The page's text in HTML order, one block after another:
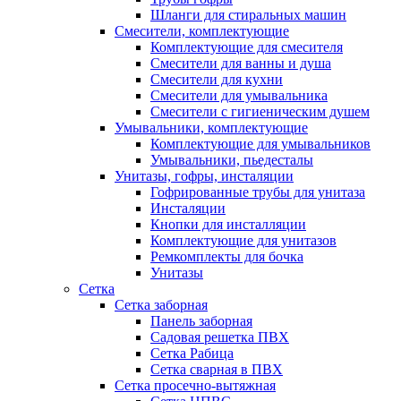
Шланги для стиральных машин
Смесители, комплектующие
Комплектующие для смесителя
Смесители для ванны и душа
Смесители для кухни
Смесители для умывальника
Смесители с гигиеническим душем
Умывальники, комплектующие
Комплектующие для умывальников
Умывальники, пьедесталы
Унитазы, гофры, инсталяции
Гофрированные трубы для унитаза
Инсталяции
Кнопки для инсталляции
Комплектующие для унитазов
Ремкомплекты для бочка
Унитазы
Сетка
Сетка заборная
Панель заборная
Садовая решетка ПВХ
Сетка Рабица
Сетка сварная в ПВХ
Сетка просечно-вытяжная